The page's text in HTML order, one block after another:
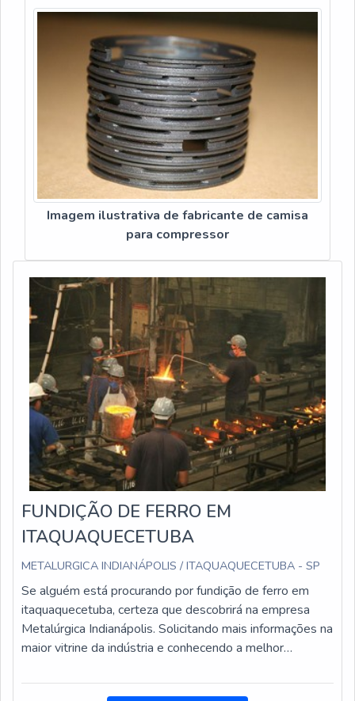
Imagem ilustrativa de fabricante de camisa
para compressor
FUNDIÇÃO DE FERRO EM
ITAQUAQUECETUBA
METALURGICA INDIANÁPOLIS / ITAQUAQUECETUBA - SP
Se alguém está procurando por fundição de ferro em
itaquaquecetuba, certeza que descobrirá na empresa
Metalúrgica Indianápolis. Solicitando mais informações na
maior vitrine da indústria e conhecendo a melhor
DE FERRO EM ITAQUAQUECETUBAQuem pesquisa